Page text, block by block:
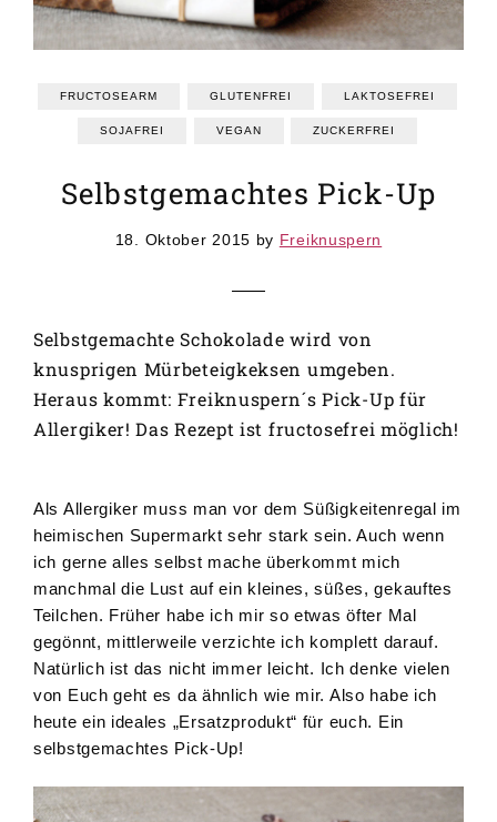
REZEPTEINDEX
FRUCTOSEARM GLUTENFREI LAKTOSEFREI
SOJAFREI VEGAN ZUCKERFREI
Selbstgemachtes Pick-Up
18. Oktober 2015 by Freiknuspern
Selbstgemachte Schokolade wird von
knusprigen Mürbeteigkeksen umgeben.
Heraus kommt: Freiknuspern´s Pick-Up für
Allergiker! Das Rezept ist fructosefrei möglich!
Als Allergiker muss man vor dem Süßigkeitenregal im
heimischen Supermarkt sehr stark sein. Auch wenn
ich gerne alles selbst mache überkommt mich
manchmal die Lust auf ein kleines, süßes, gekauftes
Teilchen. Früher habe ich mir so etwas öfter Mal
gegönnt, mittlerweile verzichte ich komplett darauf.
Natürlich ist das nicht immer leicht. Ich denke vielen
von Euch geht es da ähnlich wie mir. Also habe ich
heute ein ideales „Ersatzprodukt“ für euch. Ein
selbstgemachtes Pick-Up!